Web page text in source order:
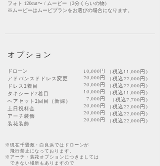
フォト 120cut〜 / ムービー（2分くらいの物）
​※ムービーはムービプランをお選びの場合になります。
​オプション
​ドローン
アドバン スドドレス変更
ドレス2着目
タキシード2着目
ヘアセット2回目
​（新婦）
​土日祝料金
アーチ装飾
​装花装飾
10,000円
20,000円
20,000円
10,000円
7,000円
20,000円
20,000円
20,000円
（税込11,000円）
（税込22,000円）
（税込22,000円）
（税込11,000円）
（税込7,700円）
（税込22,000円）
（税込22,000円）
（税込22,000円）
※現在千畳敷・白良浜ではドローンが
​ 飛行禁止になっております。
※アーチ・装花オプションにつきましては
できない場所もありますので